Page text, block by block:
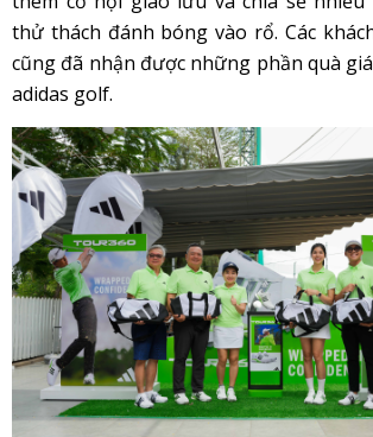
thử thách đánh bóng vào rổ. Các
cũng đã nhận được những phần quà
adidas golf.